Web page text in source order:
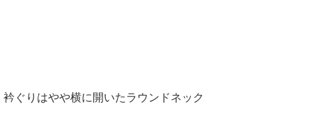
衿ぐりはやや横に開いたラウンドネック